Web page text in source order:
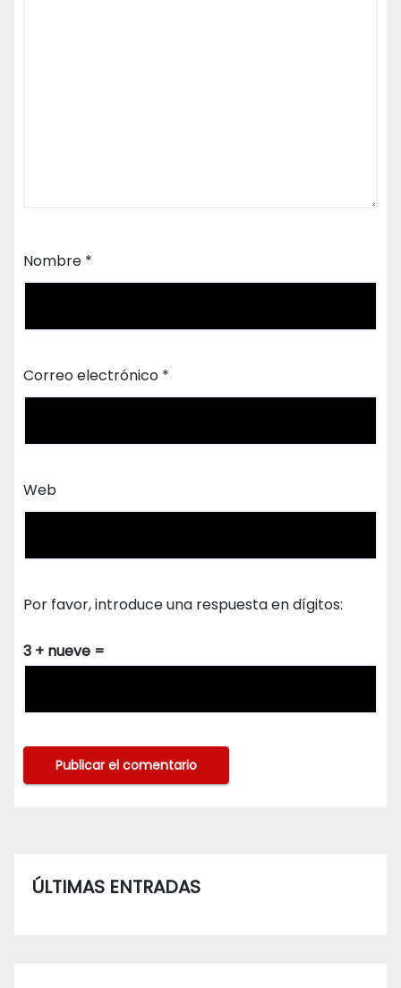
Nombre *
Correo electrónico *
Web
Por favor, introduce una respuesta en dígitos:
3 + nueve =
ÚLTIMAS ENTRADAS